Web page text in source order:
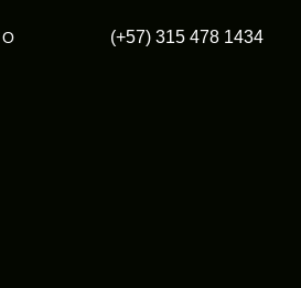
(+57) 315 478 1434